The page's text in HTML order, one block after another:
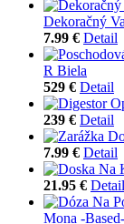
Dekoračný
7.99 € Detail
R Biela
529 € Detail
239 € Detail
7.99 € Detail
21.95 € Detail
Mona -Based-